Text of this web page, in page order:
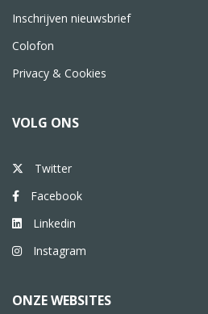
Inschrijven nieuwsbrief
Colofon
Privacy & Cookies
VOLG ONS
Twitter
Facebook
Linkedin
Instagram
ONZE WEBSITES